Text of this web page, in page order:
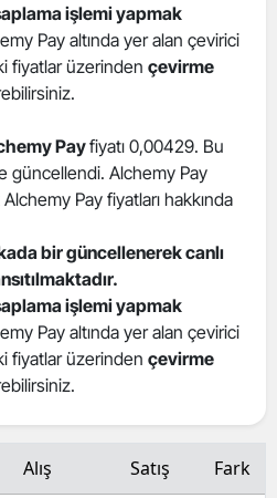
Edirne
Erzurum
Giresun
Gümüşhane
işlemi yapmak
Pay altında yer alan çevirici
fiyatlar üzerinden çevirme
Payfiyatı 0,00429. Bu
güncellendi. Alchemy Pay
Pay fiyatları hakkında
bir güncellenerek canlı
işlemi yapmak
Pay altında yer alan çevirici
fiyatlar üzerinden çevirme
Alış Satış Fark